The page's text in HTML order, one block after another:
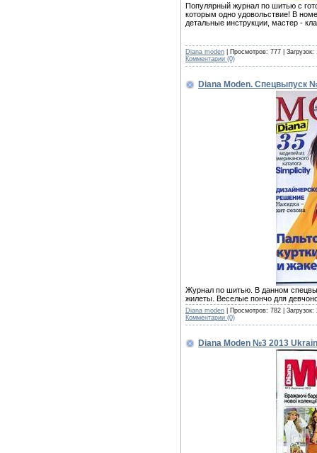
Популярный журнал по шитью с
которым одно удовольствие! В
детальные инструкции, мастер -
Diana moden | Просмотров: 777 |
Комментарии (0)
Diana Moden. Спецвыпуск
Журнал по шитью. В данном
жилеты. Веселые пончо для
Diana moden | Просмотров: 782 |
Комментарии (0)
Diana Moden №3 2013